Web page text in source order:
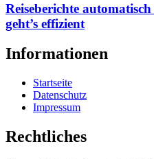
Reiseberichte
geht’s effizient
Informationen
Startseite
Datenschutz
Impressum
Rechtliches